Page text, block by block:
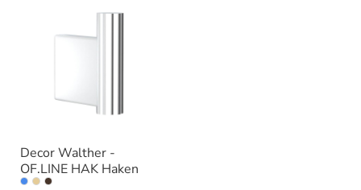
Decor Walther -
OF.LINE HAK Haken